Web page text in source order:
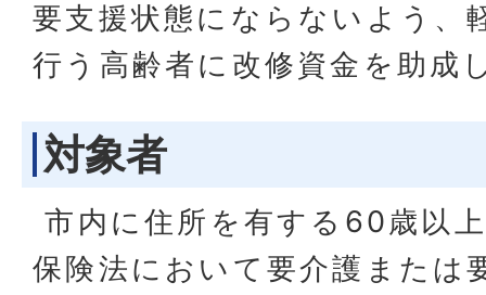
要支援状態にならないよう、
行う高齢者に改修資金を助成
対象者
市内に住所を有する60歳以
保険法において要介護または